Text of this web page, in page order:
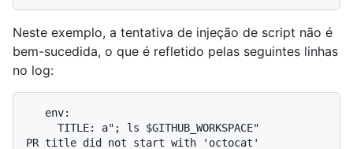
Neste exemplo, a tentativa de injeção de script não é
bem-sucedida, o que é refletido pelas seguintes linhas
no log: